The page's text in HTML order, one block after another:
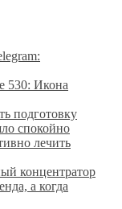
530: Икона
подготовку
спокойно
лечить
концентратор
а когда